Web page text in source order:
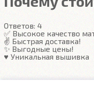
Ответов: 4
✅ Высокое качество
✌️ Быстрая доставка!
✨ Выгодные цены!
♥️ Уникальная вышивка